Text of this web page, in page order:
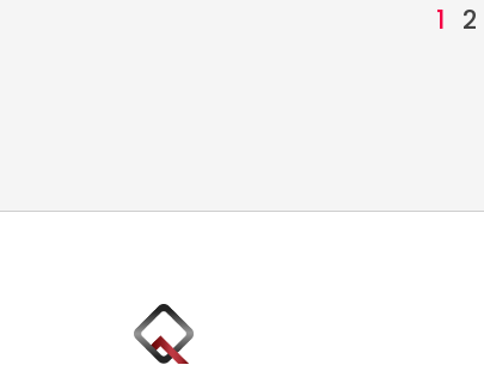
1 2